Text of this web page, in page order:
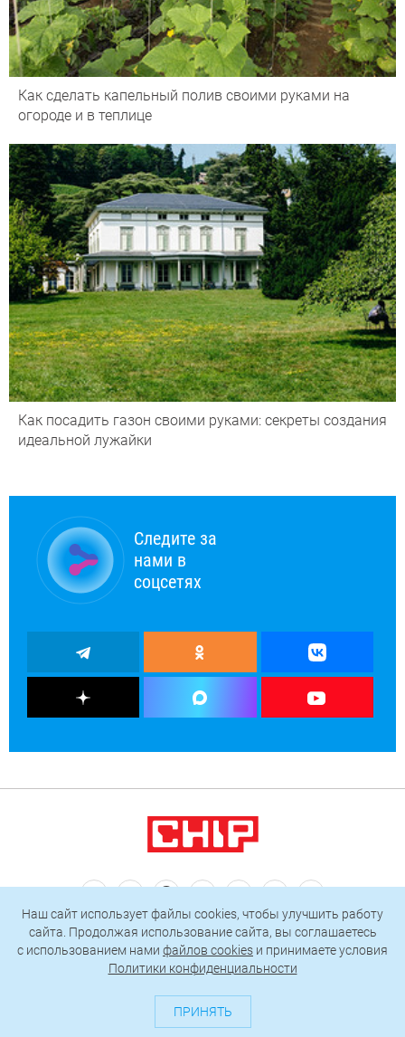
Как сделать капельный полив своими руками на
огороде и в теплице
Как посадить газон своими руками: секреты создания
идеальной лужайки
Следите за
нами в
соцсетях
О проекте Генератор QR-кодов Редакция
Реклама
Пользовательское соглашение
Политика конфиденциальности
Наш сайт использует файлы cookies, чтобы улучшить работу
сайта. Продолжая использование сайта, вы соглашаетесь
c использованием нами файлов cookies и принимаете условия
Политики конфиденциальности
ПРИНЯТЬ